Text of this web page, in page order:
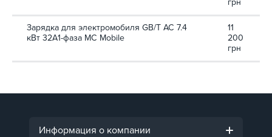
Зарядка для электромобиля GB/T AC 7.4
кВт 32A1-фаза MC Mobile
11
200
грн
Информация о компании